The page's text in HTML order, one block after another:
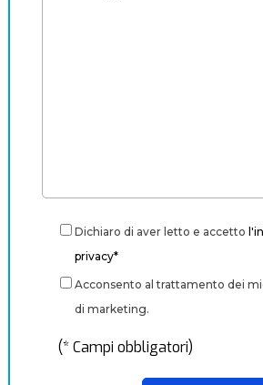
Dichiaro di aver letto e accetto
privacy*
Acconsento al trattamento dei
di marketing.
(* Campi obbligatori)